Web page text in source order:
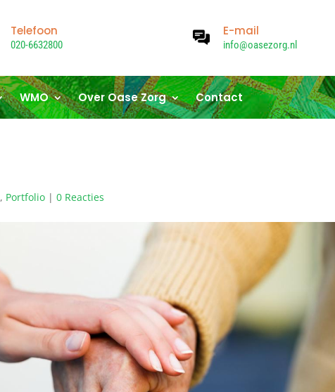
Telefoon
020-6632800
E-mail
info@oasezorg.nl
WMO Over Oase Zorg Contact
, Portfolio |0 Reacties